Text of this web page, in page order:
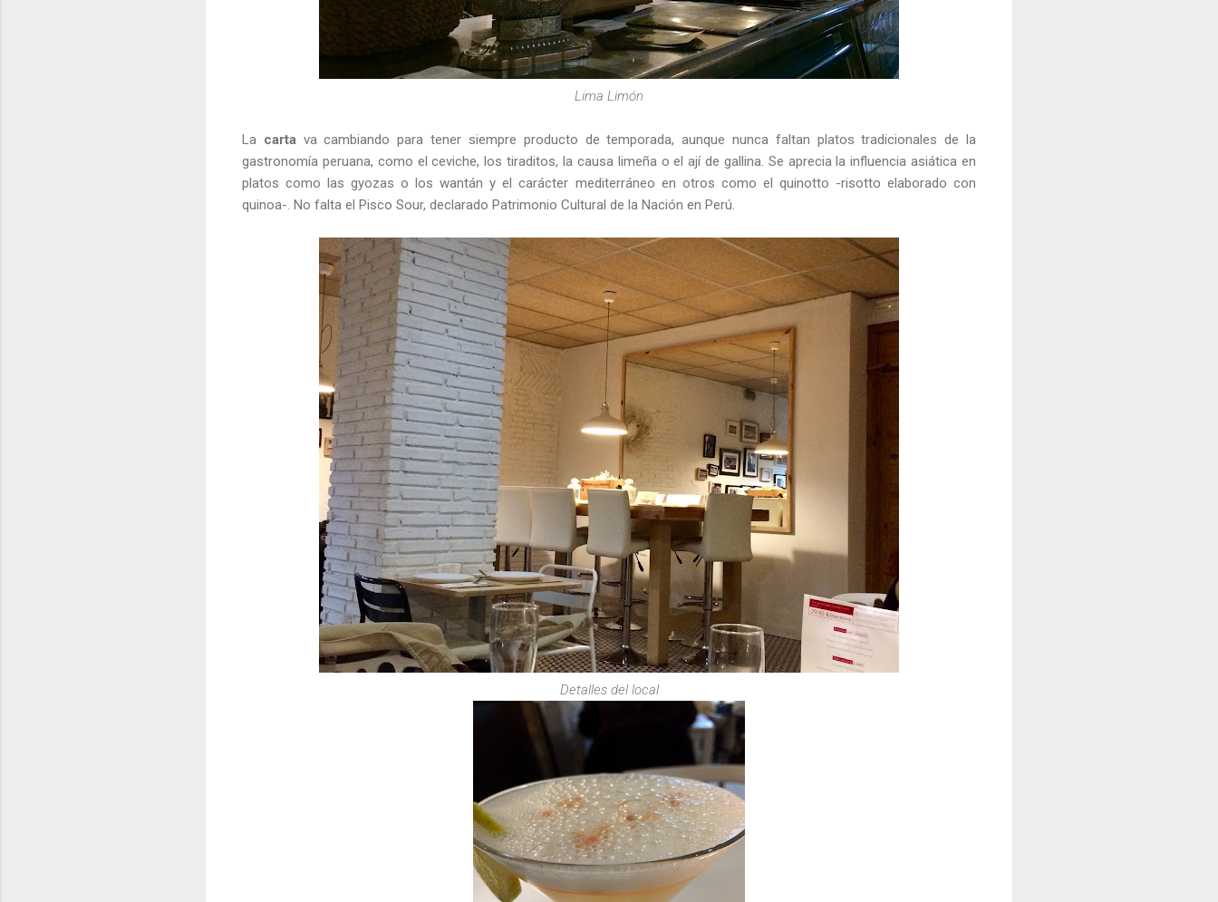
Lima Limón
La cartava cambiando para tener siempre producto de temporada, aunque nunca faltan platos tradicionales de la
gastronomía peruana, como el ceviche, los tiraditos, la causa limeña o el ají de gallina. Se aprecia la influencia asiática en
platos como las gyozas o los wantán y el carácter mediterráneo en otros como el quinotto -risotto elaborado con
quinoa-. No falta el Pisco Sour, declarado Patrimonio Cultural de la Nación en Perú.
Detalles del local